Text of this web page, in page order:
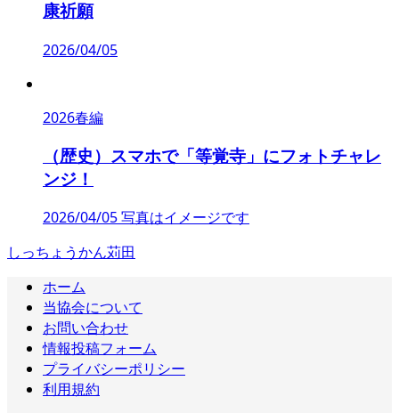
康祈願
2026/04/05
2026春編
（歴史）スマホで「等覚寺」にフォトチャレ
ンジ！
2026/04/05 写真はイメージです
しっちょうかん苅田
ホーム
当協会について
お問い合わせ
情報投稿フォーム
プライバシーポリシー
利用規約